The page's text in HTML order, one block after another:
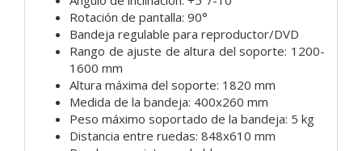
Rotación de pantalla: 90°
Bandeja regulable para reproductor/DVD
Rango de ajuste de altura del soporte: 1200-
1600 mm
Altura máxima del soporte: 1820 mm
Medida de la bandeja: 400x260 mm
Peso máximo soportado de la bandeja: 5 kg
Distancia entre ruedas: 848x610 mm